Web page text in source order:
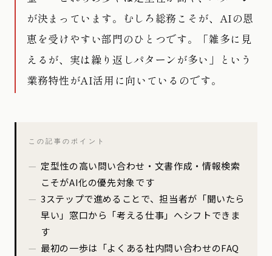
が決まっています。むしろ総務こそが、AIの恩
恵を受けやすい部門のひとつです。「雑多に見
えるが、実は繰り返しパターンが多い」という
業務特性がAI活用に向いているのです。
この記事のポイント
定型性の高い問い合わせ・文書作成・情報検索
こそがAI化の優先対象です
3ステップで進めることで、担当者が「聞いたら
早い」窓口から「考える仕事」へシフトできま
す
最初の一歩は「よくある社内問い合わせのFAQ